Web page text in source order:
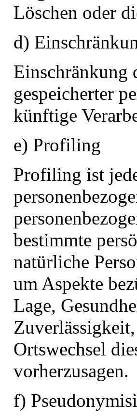
Löschen oder
d)
Einschränkung
gespeicherter
künftige
e) Profiling
Profiling ist
bestimmte
natürliche
um Aspekte
Lage,
Ortswechsel
vorherzusagen.
f)